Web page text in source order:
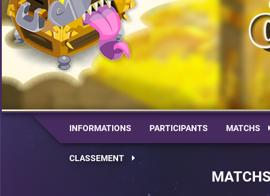
INFORMATIONS PARTICIPANTS MATCHS
CLASSEMENT